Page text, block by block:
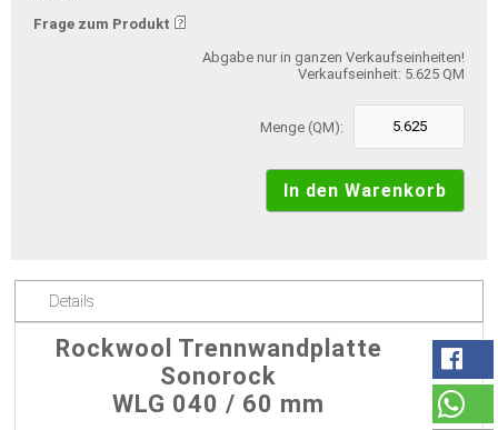
Frage zum Produkt
Abgabe nur in ganzen Verkaufseinheiten!
Verkaufseinheit: 5.625 QM
Menge (QM):
Details
Rockwool Trennwandplatte
Sonorock
WLG 040 / 60 mm